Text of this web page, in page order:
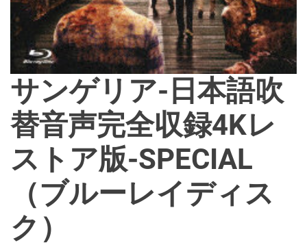
サンゲリア-日本語吹
替音声完全収録4Kレ
ストア版-SPECIAL
（ブルーレイディス
ク）